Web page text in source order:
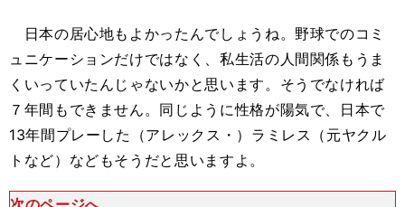
日本の居心地もよかったんでしょうね。野球でのコミ
ュニケーションだけではなく、私生活の人間関係もうま
くいっていたんじゃないかと思います。そうでなければ
７年間もできません。同じように性格が陽気で、日本で
13年間プレーした（アレックス・）ラミレス（元ヤクル
トなど）などもそうだと思いますよ。